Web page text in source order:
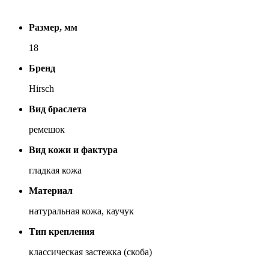
Размер, мм
18
Бренд
Hirsch
Вид браслета
ремешок
Вид кожи и фактура
гладкая кожа
Материал
натуральная кожа, каучук
Тип крепления
классическая застежка (скоба)